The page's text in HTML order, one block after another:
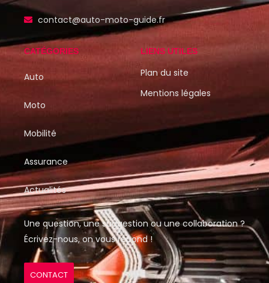
contact@auto-moto-guide.fr
CATÉGORIES
Auto
Moto
Mobilité
Assurance
Actualités
LIENS UTILES
Plan du site
Mentions légales
Une question, une suggestion ou une collaboration ?
Écrivez-nous, on vous répond !
CONTACT